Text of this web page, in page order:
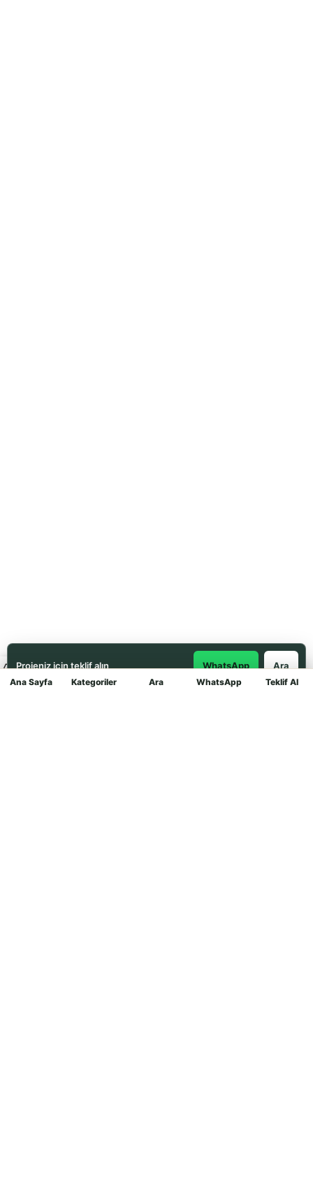
Ana Sayfa Kategoriler Ara WhatsApp Teklif Al
Projeniz için teklif alın WhatsApp Ara